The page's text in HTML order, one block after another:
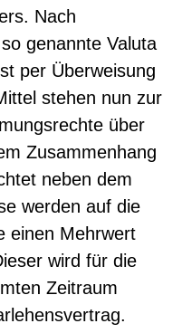
Nach
genannte Valuta
per Überweisung
stehen nun zur
über
Zusammenhang
neben dem
werden auf die
einen Mehrwert
wird für die
Zeitraum